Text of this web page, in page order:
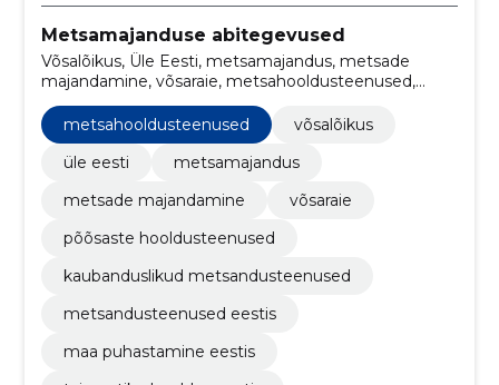
Metsamajanduse abitegevused
Võsalõikus, Üle Eesti, metsamajandus, metsade
majandamine, võsaraie, metsahooldusteenused,
põõsaste hooldusteenused, kaubanduslikud
metsandusteenused, metsandusteenused Eestis,
maa puhastamine Eestis
metsahooldusteenused
võsalõikus
üle eesti
metsamajandus
metsade majandamine
võsaraie
põõsaste hooldusteenused
kaubanduslikud metsandusteenused
metsandusteenused eestis
maa puhastamine eestis